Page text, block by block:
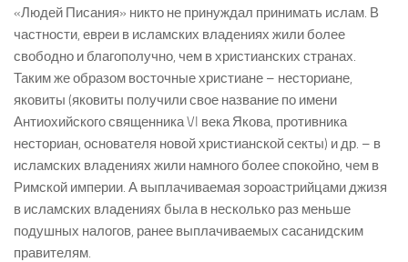
«Людей Писания» никто не принуждал принимать ислам. В
частности, евреи в исламских владениях жили более
свободно и благополучно, чем в христианских странах.
Таким же образом восточные христиане – несториане,
яковиты (яковиты получили свое название по имени
Антиохийского священника VI века Якова, противника
несториан, основателя новой христианской секты) и др. – в
исламских владениях жили намного более спокойно, чем в
Римской империи. А выплачиваемая зороастрийцами джизя
в исламских владениях была в несколько раз меньше
подушных налогов, ранее выплачиваемых сасанидским
правителям.